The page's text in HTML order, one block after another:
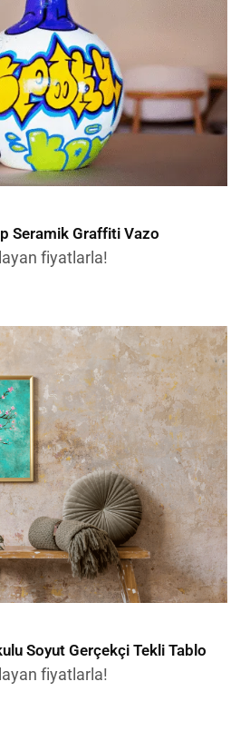
Seramik Graffiti Vazo
fiyatlarla!
Soyut Gerçekçi Tekli Tablo
fiyatlarla!